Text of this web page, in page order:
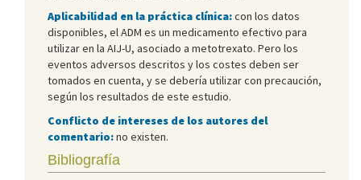
Aplicabilidad en la práctica clínica:con los datos
disponibles, el ADM es un medicamento efectivo para
utilizar en la AIJ-U, asociado a metotrexato. Pero los
eventos adversos descritos y los costes deben ser
tomados en cuenta, y se debería utilizar con precaución,
según los resultados de este estudio.
Conflicto de intereses de los autores del
comentario:no existen.
Bibliografía